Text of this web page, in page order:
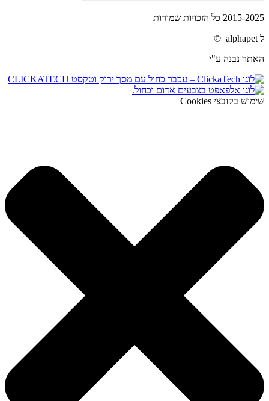
2015-2025 כל הזכויות שמורות
ל alphapet ©
האתר נבנה ע"י
שימוש בקובצי Cookies